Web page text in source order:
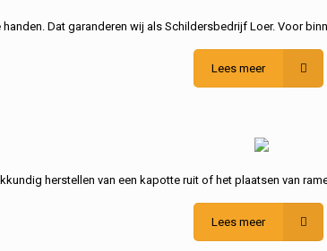
Dat garanderen wij als Schildersbedrijf Loer. Voor
Lees meer
herstellen van een kapotte ruit of het plaatsen van
Lees meer